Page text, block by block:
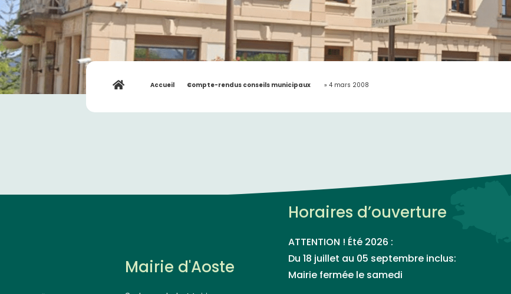
Accueil »
Compte-rendus conseils municipaux » 4 mars 2008
Mairie d'Aoste
Horaires d’ouverture
ATTENTION ! Été 2026 :
Du 18 juillet au 05 septembre inclus:
Mairie fermée le samedi